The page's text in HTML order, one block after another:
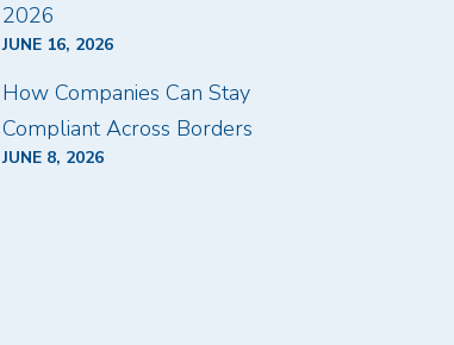
2026
JUNE 16, 2026
How Companies Can Stay
Compliant Across Borders
JUNE 8, 2026